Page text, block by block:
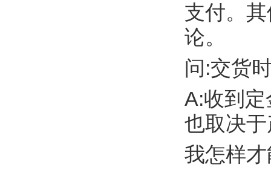
支付。
论。
问:交货
A:收到
也取决
我怎样